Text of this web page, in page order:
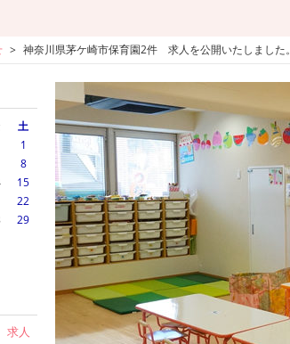
神奈川県茅ケ崎市保育園2件 求人を公開いたしました。
土
1
8
15
22
29
求人